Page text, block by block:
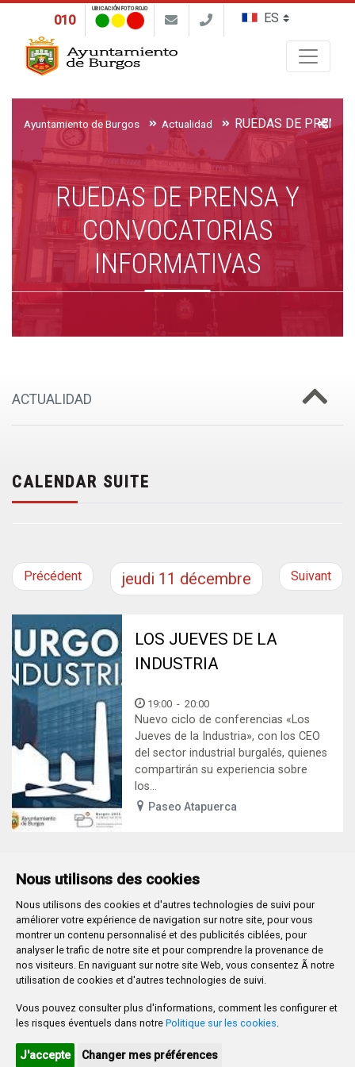
Nous utilisons des cookies
Nous utilisons des cookies et d'autres technologies de suivi pour
améliorer votre expérience de navigation sur notre site, pour vous
montrer un contenu personnalisé et des publicités ciblées, pour
analyser le trafic de notre site et pour comprendre la provenance de
nos visiteurs. En naviguant sur notre site Web, vous consentez Ã notre
utilisation de cookies et d'autres technologies de suivi.
Vous pouvez consulter plus d'informations, comment les configurer et
les risques éventuels dans notre Politique sur les cookies.
J'accepte Changer mes préférences
010
UBICACIÓN FOTO ROJO
Ayuntamiento de Burgos Actualidad
RUEDAS DE PRENSA Y
CONVOCATORIAS
INFORMATIVAS
ACTUALIDAD
CALENDAR SUITE
Précédent jeudi 11 décembre Suivant
LOS JUEVES DE LA
INDUSTRIA
19:00 -20:00
Nuevo ciclo de conferencias «Los
Jueves de la Industria», con los CEO
del sector industrial burgalés, quienes
compartirán su experiencia sobre
los...
Paseo Atapuerca
Plaza Mayor 1- 09071BURGOS
947 288 800 CIF: P-0906100-C
CONTACTO | AVISOS, QUEJAS Y SUGERENCIAS
CANAL DE DENUNCIAS
MAPA WEB
AVISO LEGAL
PROMUEVE BURGOS